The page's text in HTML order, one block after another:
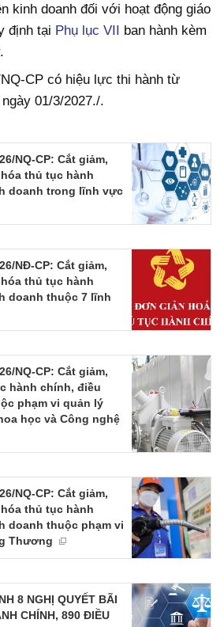
kinh doanh đối với hoạt động giáo
định tại Phụ lục VII ban hành kèm
CP có hiệu lực thi hành từ
01/3/2027./.
NQ-CP: Cắt giảm,
thủ tục hành
doanh trong lĩnh vực
NĐ-CP: Cắt giảm,
thủ tục hành
doanh thuộc 7 lĩnh
NQ-CP: Cắt giảm,
hành chính, điều
phạm vi quản lý
học và Công nghệ
NQ-CP: Cắt giảm,
thủ tục hành
doanh thuộc phạm vi
Thương
8 NGHỊ QUYẾT BÃI
CHÍNH, 890 ĐIỀU